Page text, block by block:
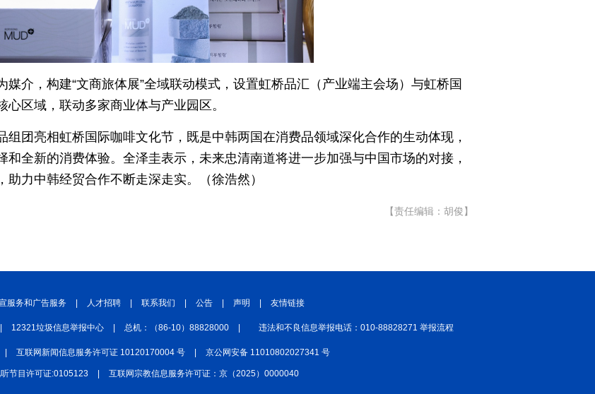
介，构建“文商旅体展”全域联动模式，设置虹桥品汇（产业端主会场）与虹桥国
区域，联动多家商业体与产业园区。
团亮相虹桥国际咖啡文化节，既是中韩两国在消费品领域深化合作的生动体现，
全新的消费体验。全泽圭表示，未来忠清南道将进一步加强与中国市场的对接，
力中韩经贸合作不断走深走实。（徐浩然）
【责任编辑：胡俊】
服务和广告服务 人才招聘 联系我们 公告 声明 友情链接
12321垃圾信息举报中心 总机：（86-10）88828000 违法和不良信息举报电话：010-88828271 举报流程
互联网新闻信息服务许可证 10120170004 号 京公网安备 11010802027341 号
节目许可证:0105123 互联网宗教信息服务许可证：京（2025）0000040